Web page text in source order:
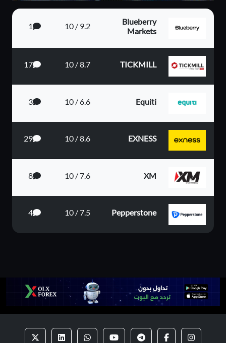
Blueberry
Markets
9.2 / 10
1
TICKMILL
8.7 / 10
17
Equiti
6.6 / 10
3
EXNESS
8.6 / 10
29
XM
7.6 / 10
8
Pepperstone
7.5 / 10
4